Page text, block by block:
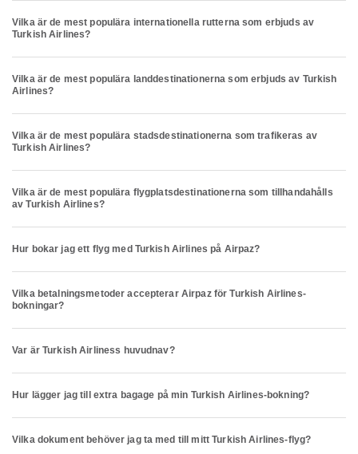
Vilka är de mest populära internationella rutterna som erbjuds av
Turkish Airlines?
Vilka är de mest populära landdestinationerna som erbjuds av Turkish
Airlines?
Vilka är de mest populära stadsdestinationerna som trafikeras av
Turkish Airlines?
Vilka är de mest populära flygplatsdestinationerna som tillhandahålls
av Turkish Airlines?
Hur bokar jag ett flyg med Turkish Airlines på Airpaz?
Vilka betalningsmetoder accepterar Airpaz för Turkish Airlines-
bokningar?
Var är Turkish Airliness huvudnav?
Hur lägger jag till extra bagage på min Turkish Airlines-bokning?
Vilka dokument behöver jag ta med till mitt Turkish Airlines-flyg?